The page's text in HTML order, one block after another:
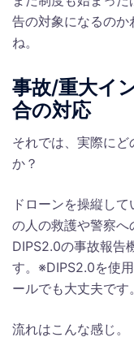
告の対象になるの
ね。
事故/重大イ
合の対応
それでは、実際にど
か？
ドローンを操縦し
の人の救護や警察へ
DIPS2.0の事故報告
す。※DIPS2.0を使
ールでも大丈夫です。
流れはこんな感じ。